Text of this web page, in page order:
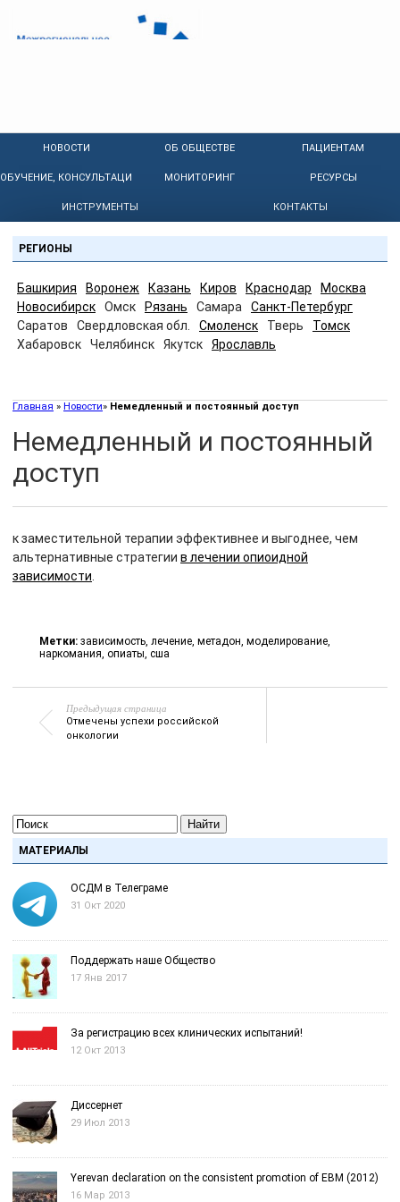
НОВОСТИ ОБ ОБЩЕСТВЕ ПАЦИЕНТАМ
ОБУЧЕНИЕ, КОНСУЛЬТАЦИИ МОНИТОРИНГ РЕСУРСЫ
ИНСТРУМЕНТЫ КОНТАКТЫ
РЕГИОНЫ
Башкирия Воронеж Казань Киров Краснодар
Москва
Новосибирск
Омск Рязань Самара
Санкт-Петербург
Саратов
Свердловская обл. Смоленск Тверь
Томск
Хабаровск
Челябинск Якутск Ярославль
Главная » Новости» Немедленный и постоянный доступ
Немедленный и постоянный
доступ
к заместительной терапии эффективнее и выгоднее, чем
альтернативные стратегии в лечении опиоидной
зависимости
Метки: зависимость, лечение, метадон, моделирование,
наркомания, опиаты, сша
Предыдущая страница
Отмечены успехи российской
онкологии
Найти
МАТЕРИАЛЫ
ОСДМ в Телеграме
31 Окт 2020
Поддержать наше Общество
17 Янв 2017
За регистрацию всех клинических испытаний!
12 Окт 2013
Диссернет
29 Июл 2013
Yerevan declaration on the consistent promotion of EBM (2012)
16 Мар 2013